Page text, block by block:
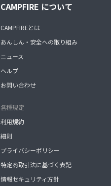
CAMPFIRE について
CAMPFIREとは
あんしん・安全への取り組み
ニュース
ヘルプ
お問い合わせ
各種規定
利用規約
細則
プライバシーポリシー
特定商取引法に基づく表記
情報セキュリティ方針